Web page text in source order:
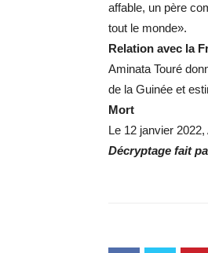
affable, un père
tout le monde».
Relation avec la
Aminata Touré
de la Guinée et
Mort
Le 12 janvier
Décryptage fait